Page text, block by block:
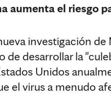
aumenta el riesgo
investigación
desarrollar la
Unidos
el virus a menudo